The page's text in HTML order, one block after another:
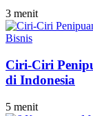
3 menit
Bisnis
Ciri-Ciri
di Indonesia
5 menit